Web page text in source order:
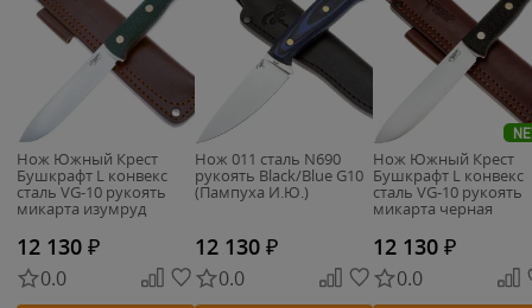
Нож Южный Крест
Бушкрафт L конвекс
сталь VG-10 рукоять
микарта изумруд
(234.1052)
12 130 ₽
0.0
Нож 011 сталь N690
рукоять Black/Blue G10
(Пампуха И.Ю.)
12 130 ₽
0.0
Нож Южный Крест
Бушкрафт L конвекс
сталь VG-10 рукоять
микарта черная
(234.1062)
12 130 ₽
0.0